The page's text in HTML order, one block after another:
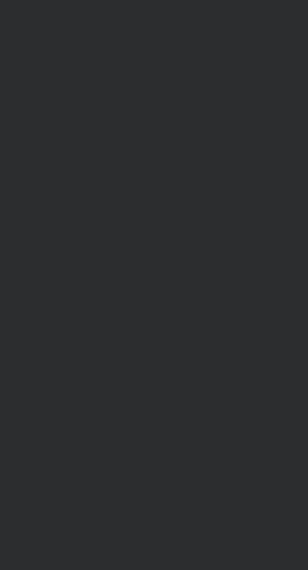
好友到屏東旅遊，特別來此享用
映入眼簾的是一輛耀眼超大型重
很酷！海鮮餐特色是涼拌河豚
雨來菇、紅麴鰻魚等，上菜快份
道適當，不會太鹹、過油。吃完
擔。整體它的環境乾淨、坐位空
擁擠。有些特色的當地食材在這
加上魚肉軟嫩，非常的好吃。 清
透抽也很清甜Q彈。 招牌炸豆腐
不一樣，它不是單純的炸豆腐而
，口感軟嫩加上蛋香，讓人一口
道入味不會死鹹份量不少。生魚
也不會太軟或油膩吃的到高麗菜